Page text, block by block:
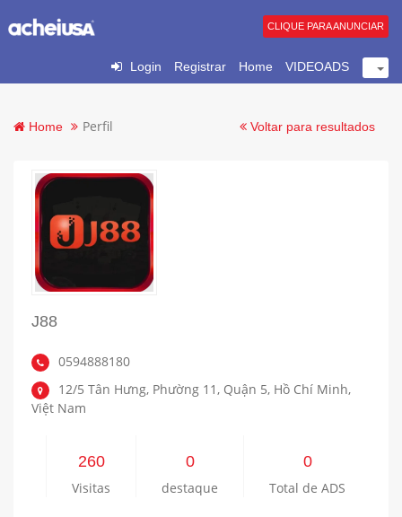
Login Registrar Home VIDEOADS
CLIQUE PARA ANUNCIAR
Home Perfil Voltar para resultados
J88
0594888180
12/5 Tân Hưng, Phường 11, Quận 5, Hồ Chí Minh,
Việt Nam
260
Visitas
0
destaque
0
Total de ADS